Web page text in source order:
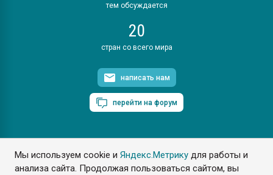
Мы используем cookie иЯндекс.Метрику для работы и
анализа сайта. Продолжая пользоваться сайтом, вы
тем обсуждается
20
стран со всего мира
написать нам
перейти на форум
ПластЭксперт © 2006. Все права защищены
Разрешается копирование материалов сайта с обязательной